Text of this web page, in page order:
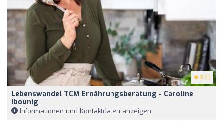
5 (1)
Lebenswandel TCM Ernährungsberatung - Caroline
Ibounig
Informationen und Kontaktdaten anzeigen